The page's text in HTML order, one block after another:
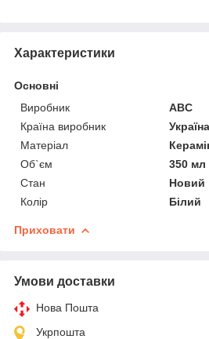
Характеристики
Основні
Виробник
ABC
Країна виробник
Україна
Матеріал
Об`єм
350 мл
Стан
Новий
Колір
Білий
Приховати
Умови доставки
Нова Пошта
Укрпошта